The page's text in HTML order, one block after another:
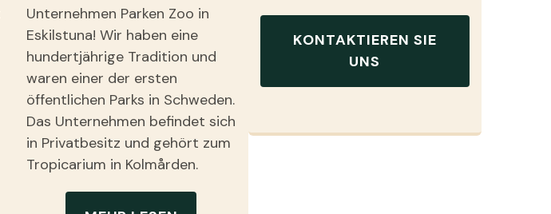
Unternehmen Parken Zoo in
Eskilstuna! Wir haben eine
hundertjährige Tradition und
waren einer der ersten
öffentlichen Parks in Schweden.
Das Unternehmen befindet sich
in Privatbesitz und gehört zum
Tropicarium in Kolmården.
KONTAKTIEREN SIE
UNS